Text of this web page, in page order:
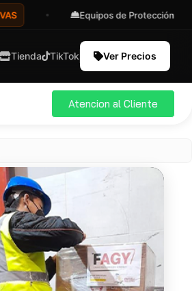
Equipos de Protección
Tienda TikTok Ver Precios
Atencion al Cliente